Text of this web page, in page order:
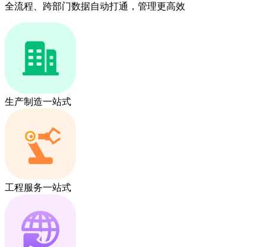
全流程、跨部门数据自动打通，管理更高效
生产制造一站式
工程服务一站式